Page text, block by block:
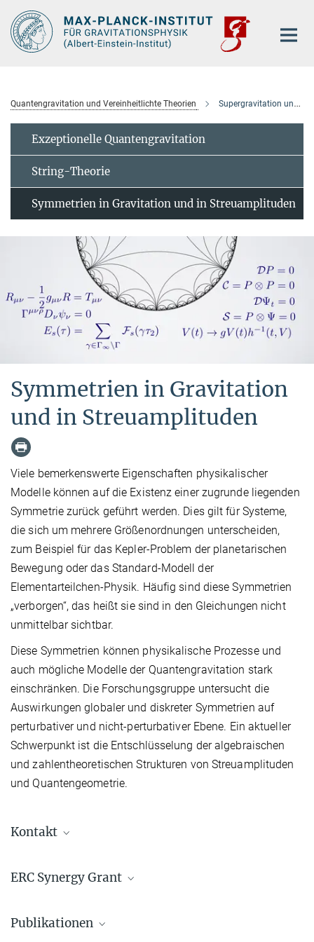
Hauptinhalt
Quantengravitation und Vereinheitlichte Theorien Supergravitation und Symmetrien
Exzeptionelle Quantengravitation
String-Theorie
Symmetrien in Gravitation und in Streuamplituden
Symmetrien in Gravitation
und in Streuamplituden
Viele bemerkenswerte Eigenschaften physikalischer
Modelle können auf die Existenz einer zugrunde liegenden
Symmetrie zurück geführt werden. Dies gilt für Systeme,
die sich um mehrere Größenordnungen unterscheiden,
zum Beispiel für das Kepler-Problem der planetarischen
Bewegung oder das Standard-Modell der
Elementarteilchen-Physik. Häufig sind diese Symmetrien
„verborgen“, das heißt sie sind in den Gleichungen nicht
unmittelbar sichtbar.
Diese Symmetrien können physikalische Prozesse und
auch mögliche Modelle der Quantengravitation stark
einschränken. Die Forschungsgruppe untersucht die
Auswirkungen globaler und diskreter Symmetrien auf
perturbativer und nicht-perturbativer Ebene. Ein aktueller
Schwerpunkt ist die Entschlüsselung der algebraischen
und zahlentheoretischen Strukturen von Streuamplituden
und Quantengeometrie.
Kontakt
Gruppenleiter
axel.kleinschmidt@...
ERC Synergy Grant
Publikationen